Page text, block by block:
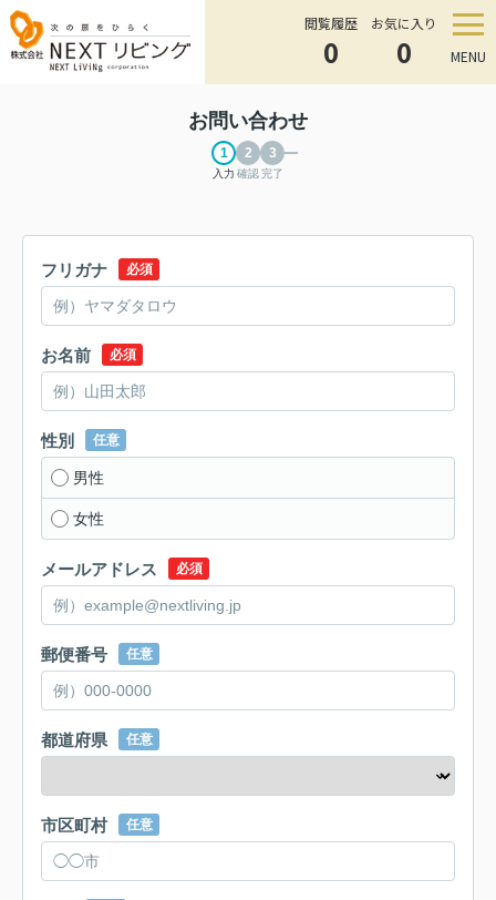
閲覧履歴
0
お気に入り
0 MENU
お問い合わせ
入力 確認完了
フリガナ 必須
お名前 必須
性別 任意
男性
女性
メールアドレス 必須
郵便番号 任意
都道府県 任意
市区町村 任意